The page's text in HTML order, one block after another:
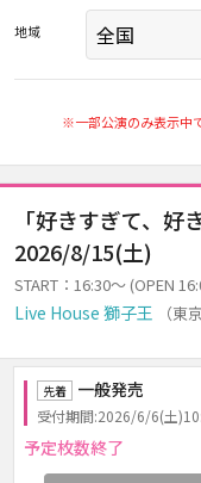
地域
※一部公演のみ表示中
「好きすぎて、好
2026/8/15(土)
START：16:30～ (OPEN
Live House 獅子王 （東
先着 一般発売
受付期間:2026/6/6(土
予定枚数終了